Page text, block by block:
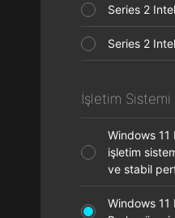
Series 2
Series 2
İşletim Sistemi
Windows 11
işletim
ve stabil
Windows 11